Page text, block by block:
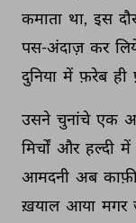
कमाता था, इस
पस-अंदाज़ कर
दुनिया में फ़रेब ही
उसने चुनांचे एक
मिर्चों और हल्दी में
आमदनी अब
ख़याल आया मगर